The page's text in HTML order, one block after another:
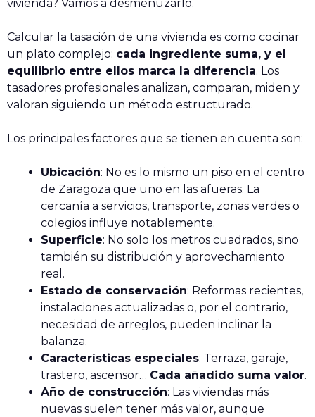
vivienda? Vamos a desmenuzarlo.
Calcular la tasación de una vivienda es como cocinar
un plato complejo: cada ingrediente suma, y el
equilibrio entre ellos marca la diferencia. Los
tasadores profesionales analizan, comparan, miden y
valoran siguiendo un método estructurado.
Los principales factores que se tienen en cuenta son:
Ubicación: No es lo mismo un piso en el centro
de Zaragoza que uno en las afueras. La
cercanía a servicios, transporte, zonas verdes o
colegios influye notablemente.
Superficie: No solo los metros cuadrados, sino
también su distribución y aprovechamiento
real.
Estado de conservación: Reformas recientes,
instalaciones actualizadas o, por el contrario,
necesidad de arreglos, pueden inclinar la
balanza.
Características especiales: Terraza, garaje,
trastero, ascensor… Cada añadido suma valor.
Año de construcción: Las viviendas más
nuevas suelen tener más valor, aunque